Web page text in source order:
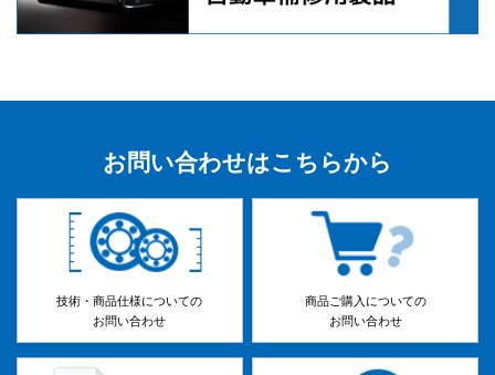
お問い合わせはこちらから
技術・商品仕様についての
お問い合わせ
商品ご購入についての
お問い合わせ